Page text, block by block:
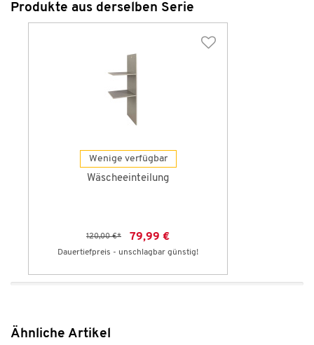
Produkte aus derselben Serie
Wenige verfügbar
Wäscheeinteilung
120,00 €* 79,99 €
Dauertiefpreis - unschlagbar günstig!
Ähnliche Artikel